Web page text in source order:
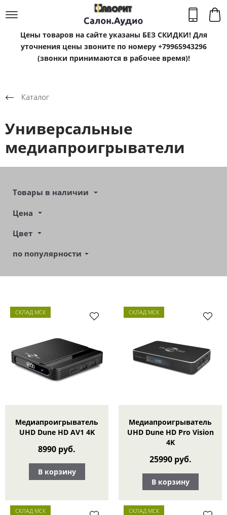
Цены товаров на сайте указаны БЕЗ СКИДКИ! Для
уточнения цены звоните по номеру +79965943296
(звонки принимаются в рабочее время)!
Каталог
Универсальные
медиапроигрыватели
Товары в наличии
Цена
Цвет
по популярности
СКЛАД МСК
Медиапроигрыватель
UHD Dune HD AV1 4K
8990 руб.
В корзину
СКЛАД МСК
Медиапроигрыватель
UHD Dune HD Pro Vision
4K
25990 руб.
В корзину
СКЛАД МСК СКЛАД МСК